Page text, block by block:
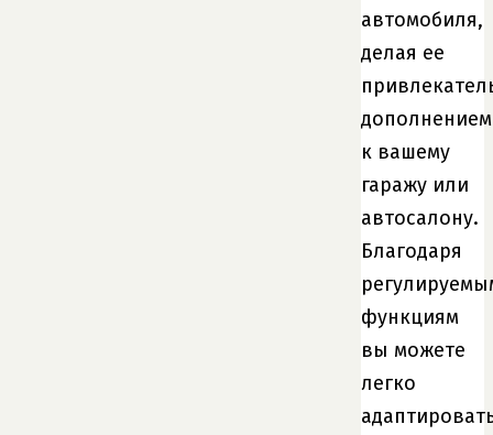
автомобиля,
делая ее
дополнением
к вашему
гаражу или
автосалону.
Благодаря
функциям
вы можете
легко